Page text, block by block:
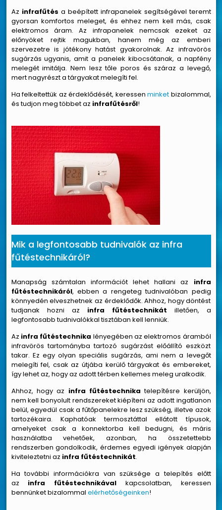
Az infrafűtés a beépített infrapanelek segítségével teremt
gyorsan komfortos meleget, és ehhez nem kell más, csak
elektromos áram. Az infrapanelek nemcsak ezeket az
előnyöket rejtik magukban, hanem még az emberi
szervezetre is jótékony hatást gyakorolnak. Az infravörös
sugárzás ugyanis, amit a panelek kibocsátanak, a napfény
melegét imitálja. Nem lesz tőle poros és száraz a levegő,
mert nagyrészt a tárgyakat melegíti fel.
Ha felkeltettük az érdeklődését, keressen minket bizalommal,
és tudjon meg többet az infrafűtésről!
Mik a legfontosabb tudnivalók az infra
fűtéstechnikáról?
Manapság számtalan információt lehet hallani az infra
fűtéstechnikáról, ebben a rengeteg tudnivalóban pedig
könnyedén elveszhetnek az érdeklődők. Ahhoz, hogy döntést
tudjanak hozni az infra fűtéstechnikát illetően, a
legfontosabb tudnivalókkal tisztában kell lenniük.
Az infra fűtéstechnika lényegében az elektromos áramból
infravörös tartományba tartozó sugárzást előállító eszközt
takar. Ez egy olyan speciális sugárzás, ami nem a levegőt
melegíti fel, csak az útjába kerülő tárgyakat és embereket,
így lehet az, hogy az adott térben kellemes meleg uralkodik.
Ahhoz, hogy az infra fűtéstechnika telepítésre kerüljön,
nem kell bonyolult rendszereket kiépíteni az adott ingatlanon
belül, egyedül csak a fűtőpanelekre lesz szükség, illetve azok
tartozékaira. Kaphatóak termosztáttal ellátott típusok,
amelyeket csak a konnektorba kell bedugni, és máris
használatba vehetőek, azonban, ha összetettebb
rendszerben gondolkodik, érdemes egyedi igények alapján
kiviteleztetni az infra fűtéstechnikát.
Ha további információkra van szüksége a telepítés előtt
az infra fűtéstechnikával kapcsolatban, keressen
bennünket bizalommal elérhetőségeinken!